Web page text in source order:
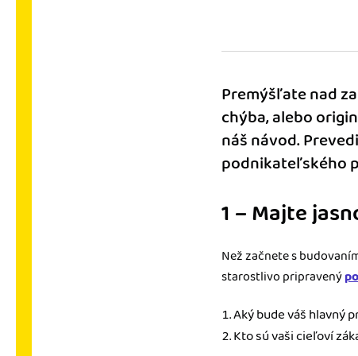
Prepojenie na ďalšie
ďalšími aplikáciami.
Premýšľate nad
chýba, alebo
náš návod.
podnikateľského
1 – Majte
Než začnete s
starostlivo pripravený
Aký bude váš hlavný
Kto sú vaši cieľoví